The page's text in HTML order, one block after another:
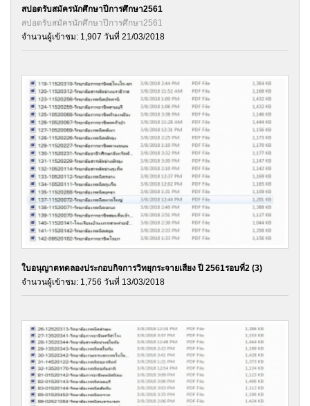
สปอตรับสมัครนักศึกษาปีการศึกษา2561
สปอตรับสมัครนักศึกษาปีการศึกษา2561
จำนวนผู้เข้าชม: 1,907 วันที่ 21/03/2018
ใบอนุญาตทดลองประกอบกิจการวิทยุกระจายเสียง ปี 2561รอบที่2 (3)
จำนวนผู้เข้าชม: 1,756 วันที่ 13/03/2018